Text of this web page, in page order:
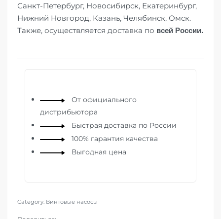
Санкт-Петербург, Новосибирск, Екатеринбург,
Нижний Новгород, Казань, Челябинск, Омск.
Также, осуществляется доставка по всей России.
От официального
дистрибьютора
Быстрая доставка по России
100% гарантия качества
Выгодная цена
Category: Винтовые насосы